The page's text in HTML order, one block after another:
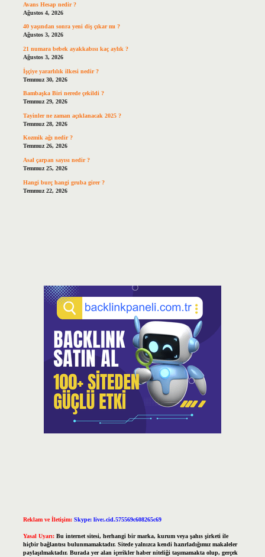
Avans Hesap nedir ?
Ağustos 4, 2026
40 yaşından sonra yeni diş çıkar mı ?
Ağustos 3, 2026
21 numara bebek ayakkabısı kaç aylık ?
Ağustos 3, 2026
İşçiye yararlılık ilkesi nedir ?
Temmuz 30, 2026
Bambaşka Biri nerede çekildi ?
Temmuz 29, 2026
Tayinler ne zaman açıklanacak 2025 ?
Temmuz 28, 2026
Kozmik ağı nedir ?
Temmuz 26, 2026
Asal çarpan sayısı nedir ?
Temmuz 25, 2026
Hangi burç hangi gruba girer ?
Temmuz 22, 2026
Reklam ve İletişim: Skype: live:.cid.575569c608265c69
Yasal Uyarı: Bu internet sitesi, herhangi bir marka, kurum veya şahıs şirketi ile
hiçbir bağlantısı bulunmamaktadır. Sitede yalnızca kendi hazırladığımız makaleler
paylaşılmaktadır. Burada yer alan içerikler haber niteliği taşımamakta olup, gerçek